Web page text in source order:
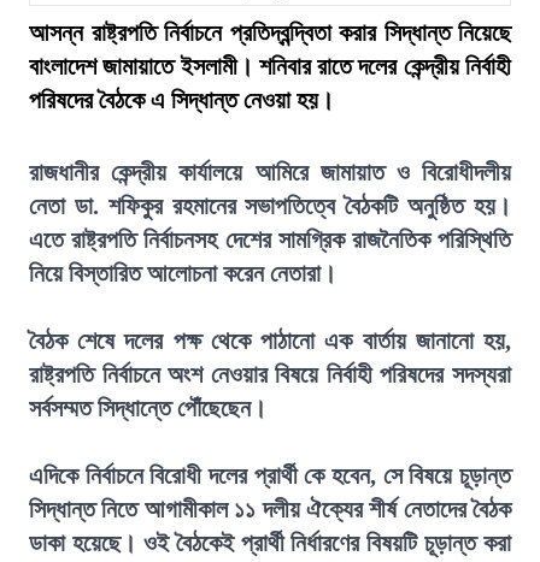
আসন্ন রাষ্ট্রপতি নির্বাচনে প্রতিদ্বন্দ্বিতা করার সিদ্ধান্ত নিয়েছে
বাংলাদেশ জামায়াতে ইসলামী। শনিবার রাতে দলের কেন্দ্রীয় নির্বাহী
পরিষদের বৈঠকে এ সিদ্ধান্ত নেওয়া হয়।
রাজধানীর কেন্দ্রীয় কার্যালয়ে আমিরে জামায়াত ও বিরোধীদলীয়
নেতা ডা. শফিকুর রহমানের সভাপতিত্বে বৈঠকটি অনুষ্ঠিত হয়।
এতে রাষ্ট্রপতি নির্বাচনসহ দেশের সামগ্রিক রাজনৈতিক পরিস্থিতি
নিয়ে বিস্তারিত আলোচনা করেন নেতারা।
বৈঠক শেষে দলের পক্ষ থেকে পাঠানো এক বার্তায় জানানো হয়,
রাষ্ট্রপতি নির্বাচনে অংশ নেওয়ার বিষয়ে নির্বাহী পরিষদের সদস্যরা
সর্বসম্মত সিদ্ধান্তে পৌঁছেছেন।
এদিকে নির্বাচনে বিরোধী দলের প্রার্থী কে হবেন, সে বিষয়ে চূড়ান্ত
সিদ্ধান্ত নিতে আগামীকাল ১১ দলীয় ঐক্যের শীর্ষ নেতাদের বৈঠক
ডাকা হয়েছে। ওই বৈঠকেই প্রার্থী নির্ধারণের বিষয়টি চূড়ান্ত করা